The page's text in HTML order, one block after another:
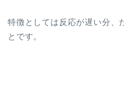
特徴としては反応が遅い分、
とです。